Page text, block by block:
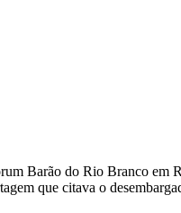
Barão do Rio Branco
que citava o